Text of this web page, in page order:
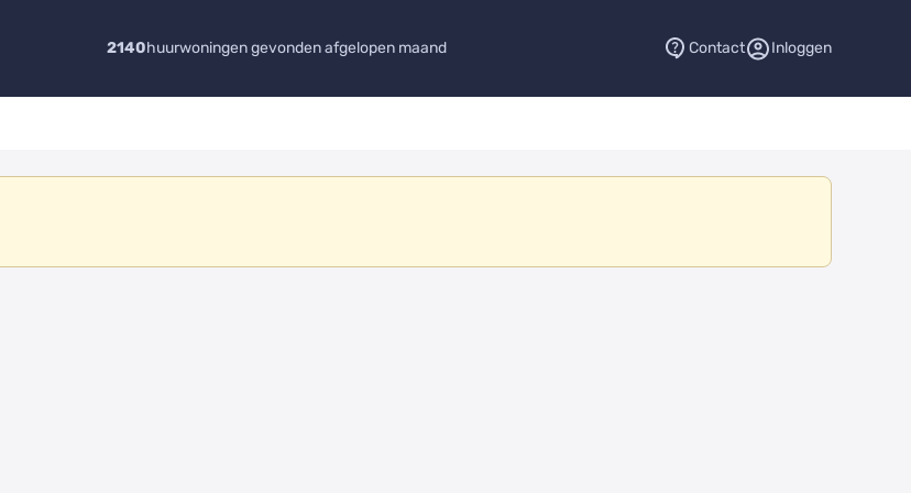
2140huurwoningen gevonden afgelopen maand Contact Inloggen